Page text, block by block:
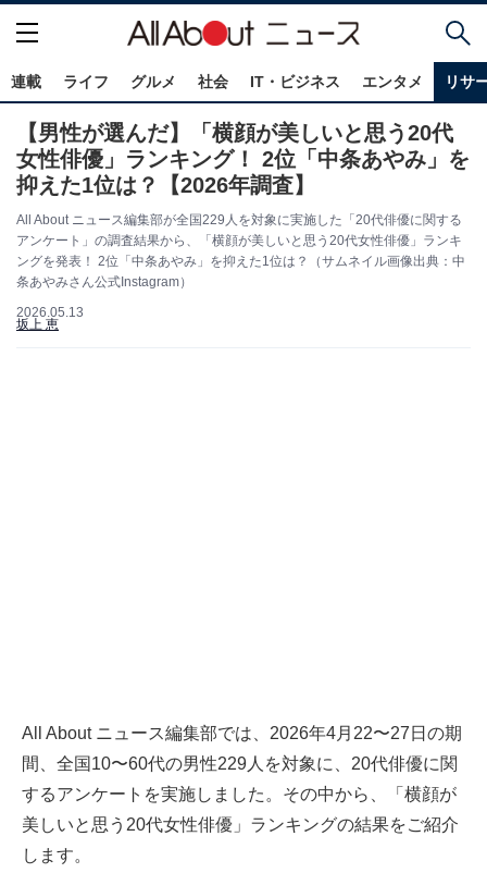
連載 ライフ グルメ 社会 IT・ビジネス エンタメ リサ
【男性が選んだ】「横顔が美しいと思う20代
女性俳優」ランキング！ 2位「中条あやみ」を
抑えた1位は？【2026年調査】
All About ニュース編集部が全国229人を対象に実施した「20代俳優に関する
アンケート」の調査結果から、「横顔が美しいと思う20代女性俳優」ランキ
ングを発表！ 2位「中条あやみ」を抑えた1位は？（サムネイル画像出典：中
条あやみさん公式Instagram）
2026.05.13
坂上 恵
All About ニュース編集部では、2026年4月22〜27日の期
間、全国10〜60代の男性229人を対象に、20代俳優に関
するアンケートを実施しました。その中から、「横顔が
美しいと思う20代女性俳優」ランキングの結果をご紹介
します。